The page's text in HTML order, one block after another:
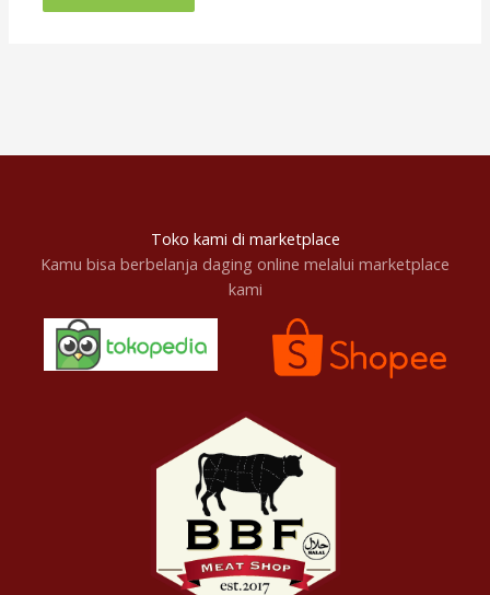
Toko kami di marketplace
Kamu bisa berbelanja daging online melalui marketplace
kami